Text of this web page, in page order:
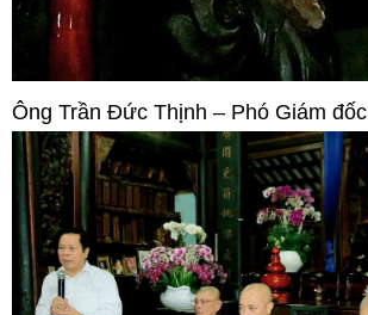
Ông Trần Đức Thịnh – Phó Giám